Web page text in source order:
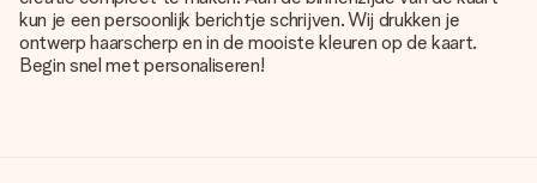
kun je een persoonlijk berichtje schrijven. Wij drukken je
ontwerp haarscherp en in de mooiste kleuren op de kaart.
Begin snel met personaliseren!